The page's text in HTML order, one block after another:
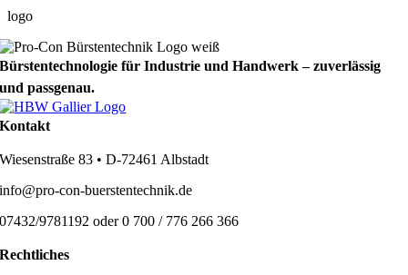
logo
Bürstentechnologie für Industrie und Handwerk – zuverlässig
und passgenau.
Kontakt
Wiesenstraße 83 • D-72461 Albstadt
info@pro-con-buerstentechnik.de
07432/9781192 oder 0 700 / 776 266 366
Rechtliches